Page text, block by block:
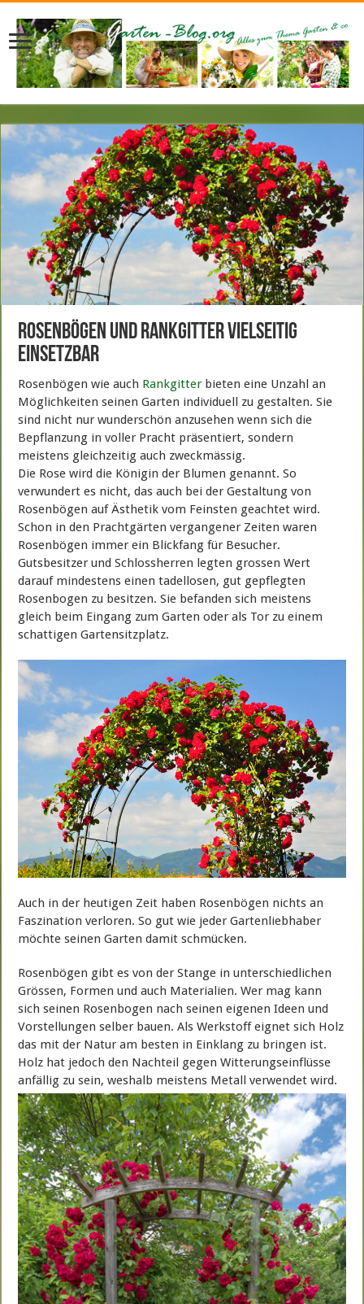
Rosenbögen und Rankgitter vielseitig
einsetzbar
Rosenbögen wie auch Rankgitter bieten eine Unzahl an
Möglichkeiten seinen Garten individuell zu gestalten. Sie
sind nicht nur wunderschön anzusehen wenn sich die
Bepflanzung in voller Pracht präsentiert, sondern
meistens gleichzeitig auch zweckmässig.
Die Rose wird die Königin der Blumen genannt. So
verwundert es nicht, das auch bei der Gestaltung von
Rosenbögen auf Ästhetik vom Feinsten geachtet wird.
Schon in den Prachtgärten vergangener Zeiten waren
Rosenbögen immer ein Blickfang für Besucher.
Gutsbesitzer und Schlossherren legten grossen Wert
darauf mindestens einen tadellosen, gut gepflegten
Rosenbogen zu besitzen. Sie befanden sich meistens
gleich beim Eingang zum Garten oder als Tor zu einem
schattigen Gartensitzplatz.
Auch in der heutigen Zeit haben Rosenbögen nichts an
Faszination verloren. So gut wie jeder Gartenliebhaber
möchte seinen Garten damit schmücken.
Rosenbögen gibt es von der Stange in unterschiedlichen
Grössen, Formen und auch Materialien. Wer mag kann
sich seinen Rosenbogen nach seinen eigenen Ideen und
Vorstellungen selber bauen. Als Werkstoff eignet sich Holz
das mit der Natur am besten in Einklang zu bringen ist.
Holz hat jedoch den Nachteil gegen Witterungseinflüsse
anfällig zu sein, weshalb meistens Metall verwendet wird.